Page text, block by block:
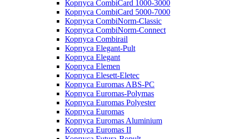
Корпуса CombiCard 1000-3000
Корпуса CombiCard 5000-7000
Корпуса CombiNorm-Classic
Корпуса CombiNorm-Connect
Корпуса Combirail
Корпуса Elegant-Pult
Корпуса Elegant
Корпуса Elemen
Корпуса Elesett-Eletec
Корпуса Euromas ABS-PC
Корпуса Euromas-Polymas
Корпуса Euromas Polyester
Корпуса Euromas
Корпуса Euromas Aluminium
Корпуса Euromas II